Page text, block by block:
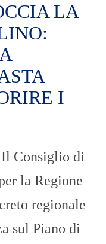
LA
I
Il Consiglio di
la Regione
regionale
sul Piano di